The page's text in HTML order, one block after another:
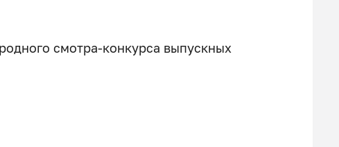
смотра-конкурса выпускных